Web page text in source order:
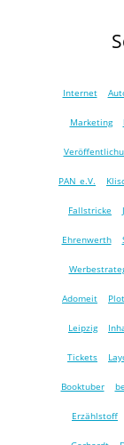
Internet
Marketing
PAN e.V.
Fallstricke
Ehrenwerth
Adomeit
Leipzig
Tickets
Booktuber
Erzählstoff